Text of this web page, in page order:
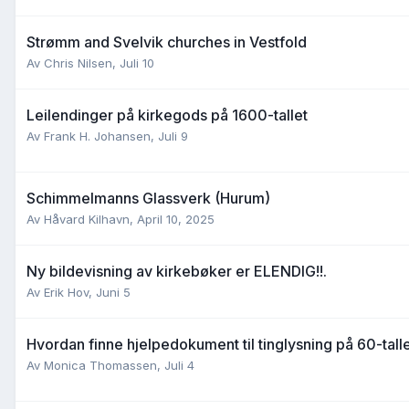
Strømm and Svelvik churches in Vestfold
Av Chris Nilsen, Juli 10
Leilendinger på kirkegods på 1600-tallet
Av Frank H. Johansen, Juli 9
Schimmelmanns Glassverk (Hurum)
Av Håvard Kilhavn, April 10, 2025
Ny bildevisning av kirkebøker er ELENDIG!!.
Av Erik Hov, Juni 5
Hvordan finne hjelpedokument til tinglysning på 60-
Av Monica Thomassen, Juli 4